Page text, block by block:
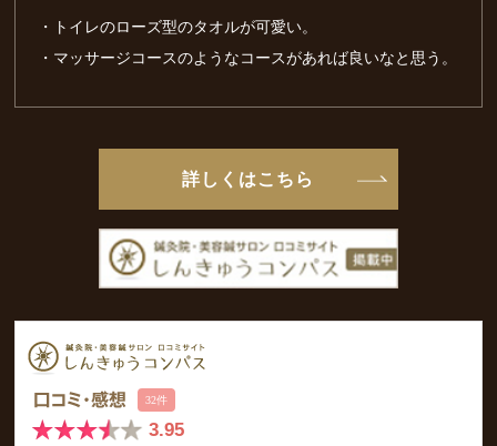
・トイレのローズ型のタオルが可愛い。
・マッサージコースのようなコースがあれば良いなと思う。
詳しくはこちら